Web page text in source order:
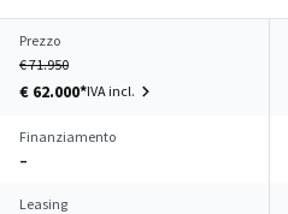
Prezzo
€ 71.950
€ 62.000*IVA incl.
Finanziamento
–
Leasing